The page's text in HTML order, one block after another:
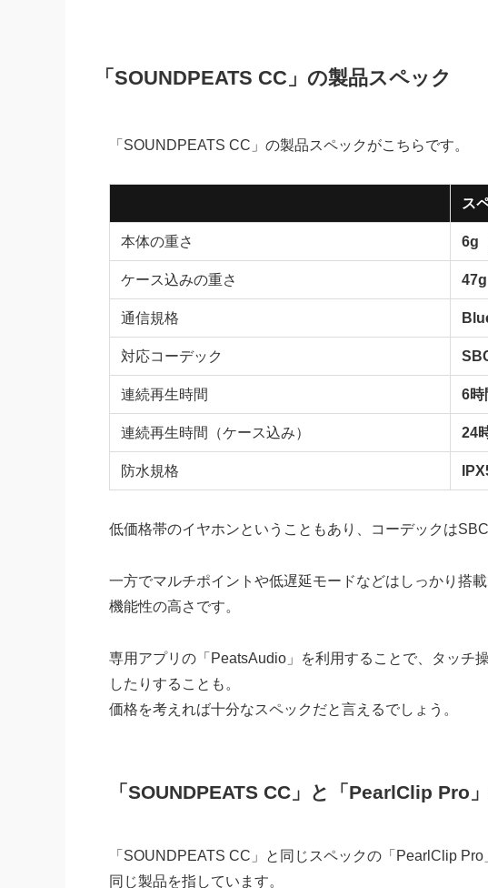
「SOUNDPEATS CC」の製品スペック
「SOUNDPEATS CC」の製品スペックがこちらです。
ス
本体の重さ 6g
ケース込みの重さ 47g
通信規格
対応コーデック
連続再生時間 6時
連続再生時間（ケース込み） 24
防水規格
低価格帯のイヤホンということもあり、コーデックは
一方でマルチポイントや低遅延モードなどはしっかり搭
機能性の高さです。
専用アプリの「PeatsAudio」を利用することで、タッチ
したりすることも。
価格を考えれば十分なスペックだと言えるでしょう。
「SOUNDPEATS CC」と「PearlClip Pro
「SOUNDPEATS CC」と同じスペックの「PearlClip
同じ製品を指しています。